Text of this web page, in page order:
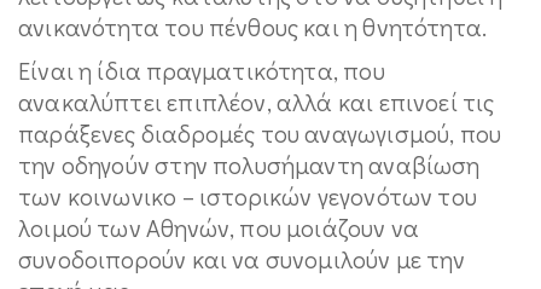
ανικανότητα του πένθους και η θνητότητα.
Είναι η ίδια πραγματικότητα, που
ανακαλύπτει επιπλέον, αλλά και επινοεί τις
παράξενες διαδρομές του αναγωγισμού, που
την οδηγούν στην πολυσήμαντη αναβίωση
των κοινωνικο – ιστορικών γεγονότων του
λοιμού των Αθηνών, που μοιάζουν να
συνοδοιπορούν και να συνομιλούν με την